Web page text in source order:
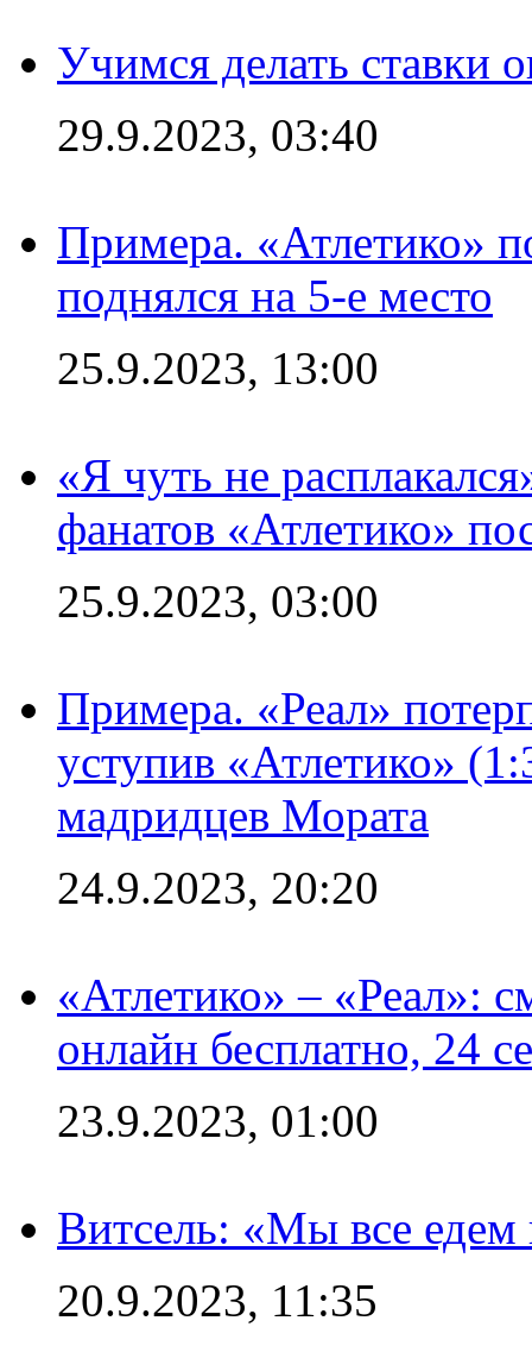
Учимся делать ставки
29.9.2023, 03:40
Примера. «Атлетико»
поднялся на 5-е место
25.9.2023, 13:00
«Я чуть не
фанатов «Атлетико»
25.9.2023, 03:00
Примера. «Реал»
уступив «Атлетико»
мадридцев Мората
24.9.2023, 20:20
«Атлетико» – «Реал»:
онлайн бесплатно, 24
23.9.2023, 01:00
Витсель: «Мы все едем
20.9.2023, 11:35